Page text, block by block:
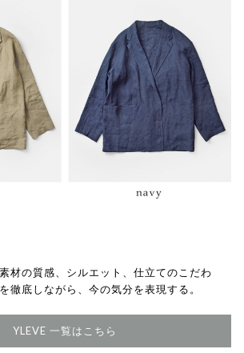
材の質感、シルエット、仕立てのこだわ
徹底しながら、今の気分を表現する。
YLEVE 一覧はこちら